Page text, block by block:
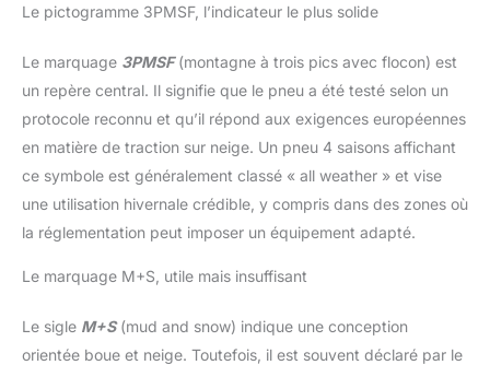
Le pictogramme 3PMSF, l’indicateur le plus solide
Le marquage 3PMSF(montagne à trois pics avec flocon) est
un repère central. Il signifie que le pneu a été testé selon un
protocole reconnu et qu’il répond aux exigences européennes
en matière de traction sur neige. Un pneu 4 saisons affichant
ce symbole est généralement classé « all weather » et vise
une utilisation hivernale crédible, y compris dans des zones où
la réglementation peut imposer un équipement adapté.
Le marquage M+S, utile mais insuffisant
Le sigle M+S(mud and snow) indique une conception
orientée boue et neige. Toutefois, il est souvent déclaré par le